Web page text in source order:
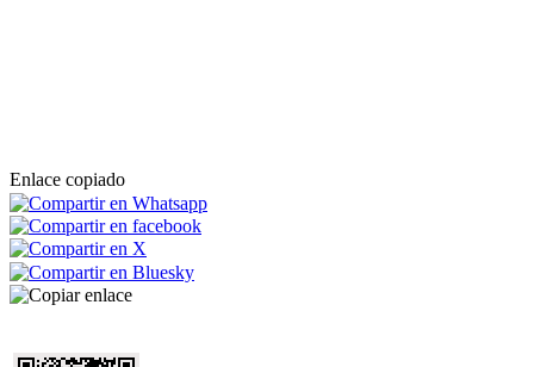
Enlace copiado